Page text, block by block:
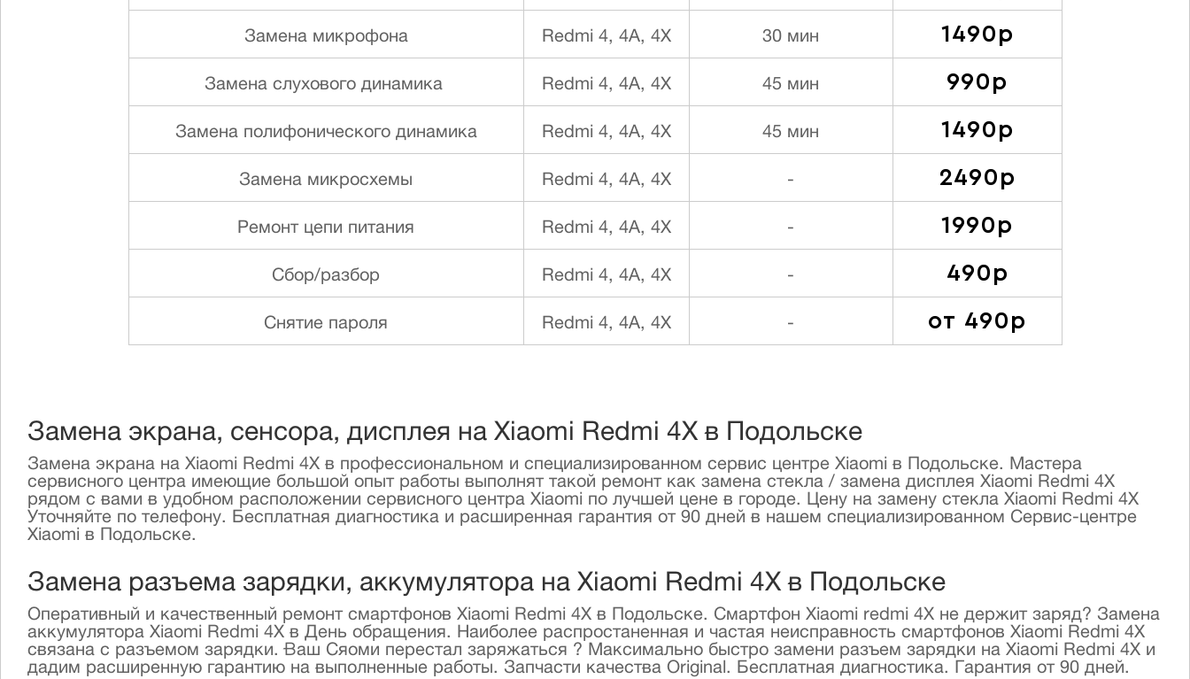
Замена микрофона Redmi 4, 4A, 4X 30 мин 1490р
Замена слуxового динамика Redmi 4, 4A, 4X 45 мин 990р
Замена полифонического динамика Redmi 4, 4A, 4X 45 мин 1490р
Замена микросхемы Redmi 4, 4A, 4X - 2490р
Ремонт цепи питания Redmi 4, 4A, 4X - 1990р
Сбор/разбор Redmi 4, 4A, 4X - 490р
Снятие пароля Redmi 4, 4A, 4X - от 490р
Замена экрана, сенсора, дисплея на Xiaomi Redmi 4X в Подольске
Замена экрана на Xiaomi Redmi 4X в профессиональном и специализированном сервис центре Xiaomi в Подольске. Мастера
сервисного центра имеющие большой опыт работы выполнят такой ремонт как замена стекла / замена дисплея Xiaomi Redmi 4X
рядом с вами в удобном расположении сервисного центра Xiaomi по лучшей цене в городе. Цену на замену стекла Xiaomi Redmi 4X
Уточняйте по телефону. Бесплатная диагностика и расширенная гарантия от 90 дней в нашем специализированном Сервис-центре
Xiaomi в Подольске.
Замена разъема зарядки, аккумулятора на Xiaomi Redmi 4X в Подольске
Оперативный и качественный ремонт смартфонов Xiaomi Redmi 4X в Подольске. Смартфон Xiaomi redmi 4X не держит заряд? Замена
аккумулятора Xiaomi Redmi 4X в День обращения. Наиболее распростаненная и частая неисправность смартфонов Xiaomi Redmi 4X
связана с разъемом зарядки. Ваш Сяоми перестал заряжаться ? Максимально быстро замени разъем зарядки на Xiaomi Redmi 4X и
дадим расширенную гарантию на выполненные работы. Запчасти качества Original. Бесплатная диагностика. Гарантия от 90 дней.